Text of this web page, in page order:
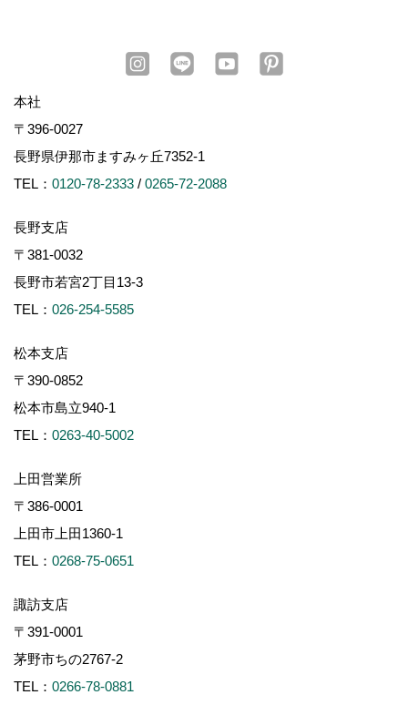
本社
〒396-0027
長野県伊那市ますみヶ丘7352-1
TEL： 0120-78-2333 / 0265-72-2088
長野支店
〒381-0032
長野市若宮2丁目13-3
TEL： 026-254-5585
松本支店
〒390-0852
松本市島立940-1
TEL： 0263-40-5002
上田営業所
〒386-0001
上田市上田1360-1
TEL： 0268-75-0651
諏訪支店
〒391-0001
茅野市ちの2767-2
TEL： 0266-78-0881